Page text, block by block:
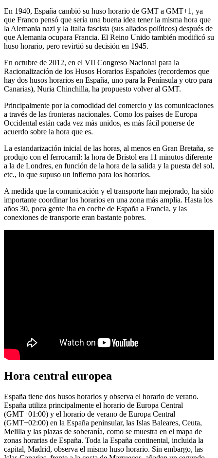
En 1940, España cambió su huso horario de GMT a GMT+1, ya
que Franco pensó que sería una buena idea tener la misma hora que
la Alemania nazi y la Italia fascista (sus aliados políticos) después de
que Alemania ocupara Francia. El Reino Unido también modificó su
huso horario, pero revirtió su decisión en 1945.
En octubre de 2012, en el VII Congreso Nacional para la
Racionalización de los Husos Horarios Españoles (recordemos que
hay dos husos horarios en España, uno para la Península y otro para
Canarias), Nuria Chinchilla, ha propuesto volver al GMT.
Principalmente por la comodidad del comercio y las comunicaciones
a través de las fronteras nacionales. Como los países de Europa
Occidental están cada vez más unidos, es más fácil ponerse de
acuerdo sobre la hora que es.
La estandarización inicial de las horas, al menos en Gran Bretaña, se
produjo con el ferrocarril: la hora de Bristol era 11 minutos diferente
a la de Londres, en función de la hora de la salida y la puesta del sol,
etc., lo que supuso un infierno para los horarios.
A medida que la comunicación y el transporte han mejorado, ha sido
importante coordinar los horarios en una zona más amplia. Hasta los
años 30, poca gente iba en coche de España a Francia, y las
conexiones de transporte eran bastante pobres.
Hora central europea
España tiene dos husos horarios y observa el horario de verano.
España utiliza principalmente el horario de Europa Central
(GMT+01:00) y el horario de verano de Europa Central
(GMT+02:00) en la España peninsular, las Islas Baleares, Ceuta,
Melilla y las plazas de soberanía, como se muestra en el mapa de
zonas horarias de España. Toda la España continental, incluida la
capital, Madrid, observa el mismo huso horario. Sin embargo, las